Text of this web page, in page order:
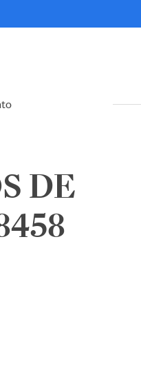
DE